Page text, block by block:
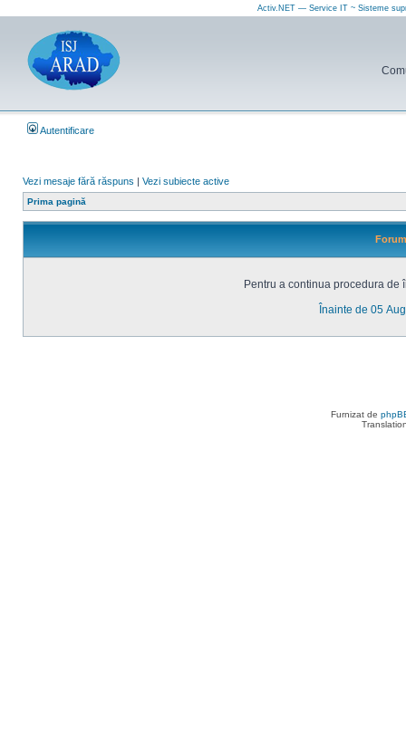
Activ.NET — Service IT ~ Sisteme
Autentificare
Vezi mesaje fără răspuns | Vezi subiecte active
Prima pagină
Pentru a continua procedura de
Înainte de 05
Furnizat de